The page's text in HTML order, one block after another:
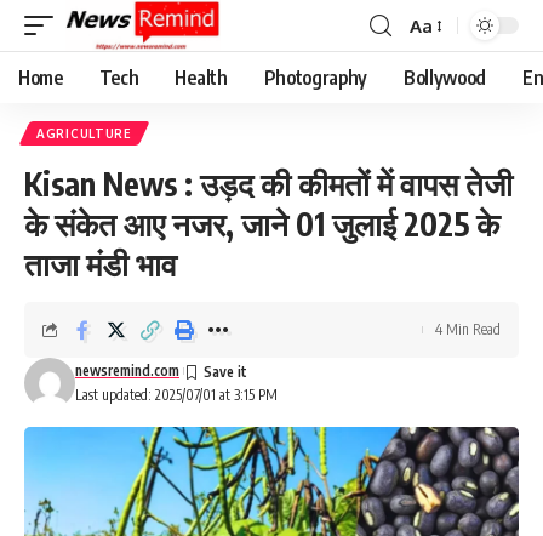
Font
Resizer
Aa
Home Tech Health Photography Bollywood
AGRICULTURE
Kisan News : उड़द की कीमतों में वापस तेजी
के संकेत आए नजर, जाने 01 जुलाई 2025 के
ताजा मंडी भाव
Last updated: 2025/07/01 at 3:15 PM
newsremind.com
4 Min Read